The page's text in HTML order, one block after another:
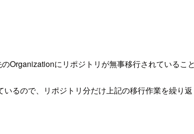
Organizationにリポジトリが無事移行されているこ
るので、リポジトリ分だけ上記の移行作業を繰り